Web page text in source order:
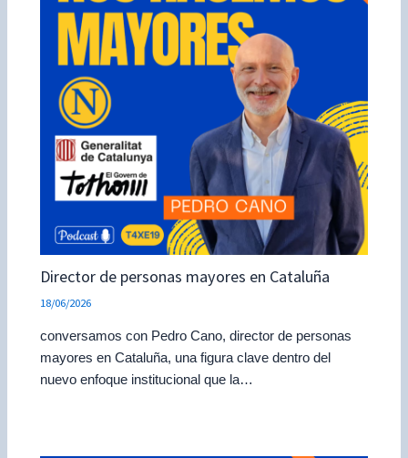
Director de personas mayores en Cataluña
18/06/2026
conversamos con Pedro Cano, director de personas
mayores en Cataluña, una figura clave dentro del
nuevo enfoque institucional que la…